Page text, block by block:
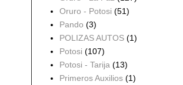
Oruro - Potosi (51)
Pando (3)
POLIZAS AUTOS (1)
Potosi (107)
Potosi - Tarija (13)
Primeros Auxilios (1)